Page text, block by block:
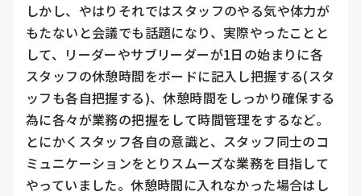
しかし、やはりそれではスタッフのやる気や体力が
もたないと会議でも話題になり、実際やったことと
して、リーダーやサブリーダーが1日の始まりに各
スタッフの休憩時間をボードに記入し把握する(スタ
ッフも各自把握する)、休憩時間をしっかり確保する
為に各々が業務の把握をして時間管理をするなど。
とにかくスタッフ各自の意識と、スタッフ同士のコ
ミュニケーションをとりスムーズな業務を目指して
やっていました。休憩時間に入れなかった場合はし